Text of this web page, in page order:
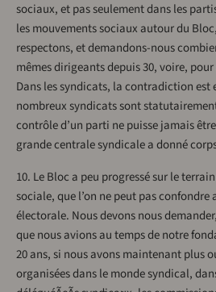
sociaux, et pas seulement dans les
les mouvements sociaux autour du
respectons, et demandons-nous
mêmes dirigeants depuis 30, voire,
Dans les syndicats, la contradiction est
nombreux syndicats sont
contrôle d’un parti ne puisse jamais
grande centrale syndicale a donné
10. Le Bloc a peu progressé sur le
sociale, que l’on ne peut pas
électorale. Nous devons nous
que nous avions au temps de notre
20 ans, si nous avons maintenant plus
organisées dans le monde syndical,